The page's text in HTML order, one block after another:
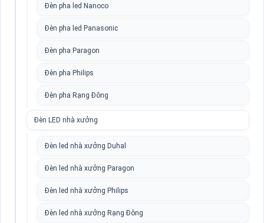
Đèn pha led Nanoco
Đèn pha led Panasonic
Đèn pha Paragon
Đèn pha Philips
Đèn pha Rạng Đông
Đèn LED nhà xưởng
Đèn led nhà xưởng Duhal
Đèn led nhà xưởng Paragon
Đèn led nhà xưởng Philips
Đèn led nhà xưởng Rạng Đông